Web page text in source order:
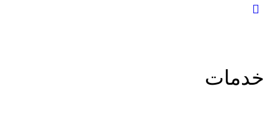
خدمات